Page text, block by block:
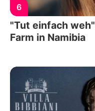
6
"Tut einfach
Farm in Namibia